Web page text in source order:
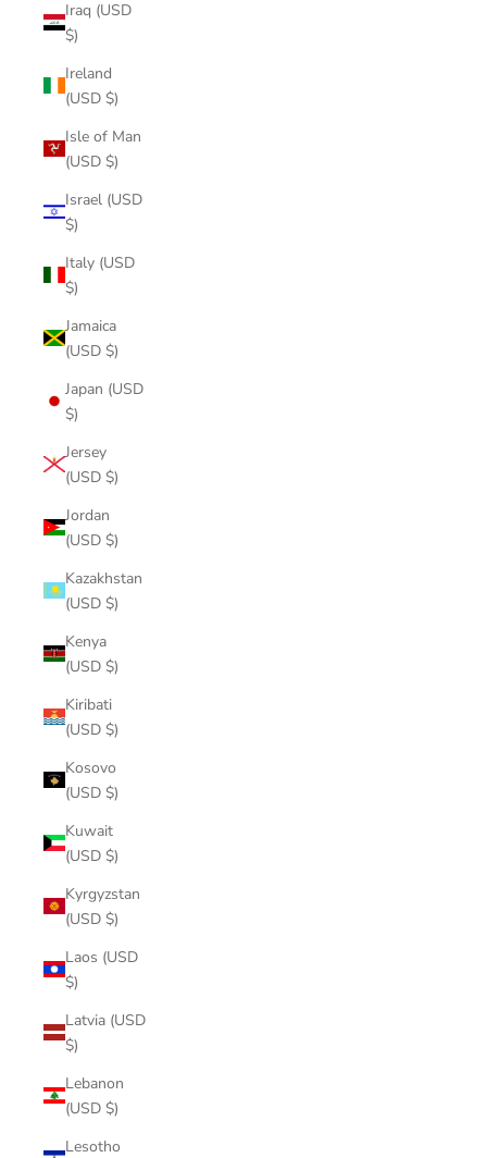
Iraq (USD
$)
Ireland
(USD $)
Isle of Man
(USD $)
Israel (USD
$)
Italy (USD
$)
Jamaica
(USD $)
Japan (USD
$)
Jersey
(USD $)
Jordan
(USD $)
Kazakhstan
(USD $)
Kenya
(USD $)
Kiribati
(USD $)
Kosovo
(USD $)
Kuwait
(USD $)
Kyrgyzstan
(USD $)
Laos (USD
$)
Latvia (USD
$)
Lebanon
(USD $)
Lesotho